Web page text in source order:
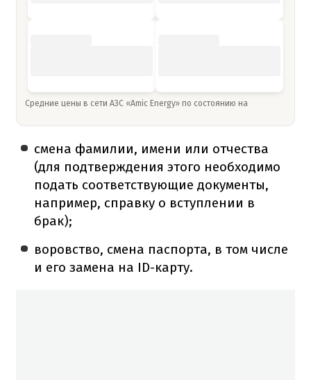
Средние цены в сети АЗС «Amic Energy» по состоянию на
смена фамилии, имени или отчества
(для подтверждения этого необходимо
подать соответствующие документы,
например, справку о вступлении в
брак);
воровство, смена паспорта, в том числе
и его замена на ID-карту.